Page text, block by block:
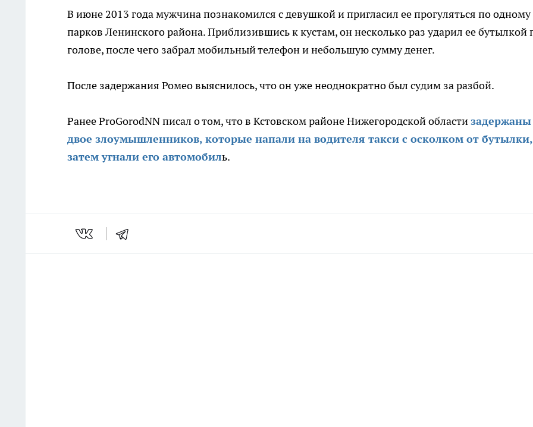
В июне 2013 года мужчина познакомился с девушкой и пригласил ее прогуляться по одному
парков Ленинского района. Приблизившись к кустам, он несколько раз ударил ее бутылкой
голове, после чего забрал мобильный телефон и небольшую сумму денег.
После задержания Ромео выяснилось, что он уже неоднократно был судим за разбой.
Ранее ProGorodNN писал о том, что в Кстовском районе Нижегородской областизадержаны
двое злоумышленников, которые напали на водителя такси с осколком от
затем угнали его автомобиль.